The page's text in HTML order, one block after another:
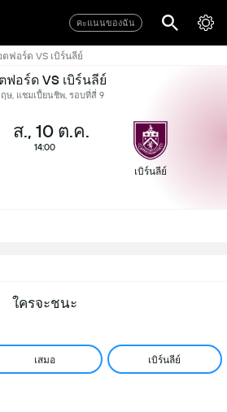
คะแนนของฉัน
ตฟอร์ด VS เบิร์นลีย์
ฟอร์ด VS เบิร์นลีย์
ฤษ, แชมเปี้ยนชิพ, รอบที่สี่ 9
ส., 10 ต.ค.
14:00
เบิร์นลีย์
ใครจะชนะ
เสมอ เบิร์นลีย์